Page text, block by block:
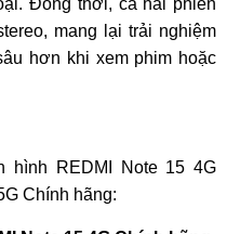
Đồng thời, cả hai phiên
mang lại trải nghiệm
hơn khi xem phim hoặc
hình REDMI Note 15 4G
Chính hãng: